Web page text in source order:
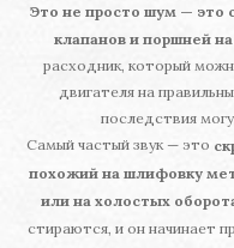
Это не просто шум — это
клапанов и поршней на
расходник, который
двигателя на
последствия
Самый частый звук — это
похожий на шлифовку
или на холостых
стираются, и он начинает